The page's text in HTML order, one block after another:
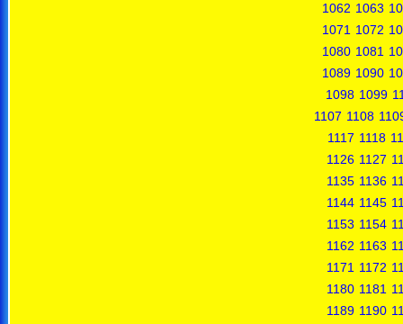
1062 1063
1071 1072
1080 1081
1089 1090
1098 1099
1107 1108
1117 1118
1126 1127
1135 1136
1144 1145
1153 1154
1162 1163
1171 1172
1180 1181
1189 1190